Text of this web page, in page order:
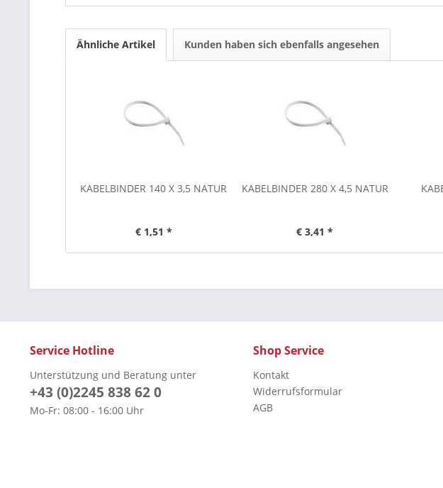
Ähnliche Artikel Kunden haben sich ebenfalls angesehen
KABELBINDER 140 X 3,5 NATUR
€ 1,51 *
KABELBINDER 280 X 4,5 NATUR
€ 3,41 *
Service Hotline
Unterstützung und Beratung unter
+43 (0)2245 838 62 0
Mo-Fr: 08:00 - 16:00 Uhr
Shop Service
Kontakt
Widerrufsformular
AGB